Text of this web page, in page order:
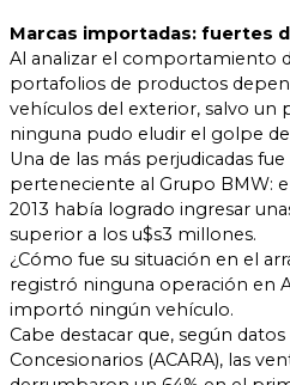
Marcas importadas: fuertes
Al analizar el comportamiento
portafolios de productos
vehículos del exterior, salvo un
ninguna pudo eludir el golpe
Una de las más perjudicadas
perteneciente al Grupo BMW:
2013 había logrado ingresar
superior a los u$s3 millones.
¿Cómo fue su situación en el
registró ninguna operación en
importó ningún vehículo.
Cabe destacar que, según
Concesionarios (ACARA), las